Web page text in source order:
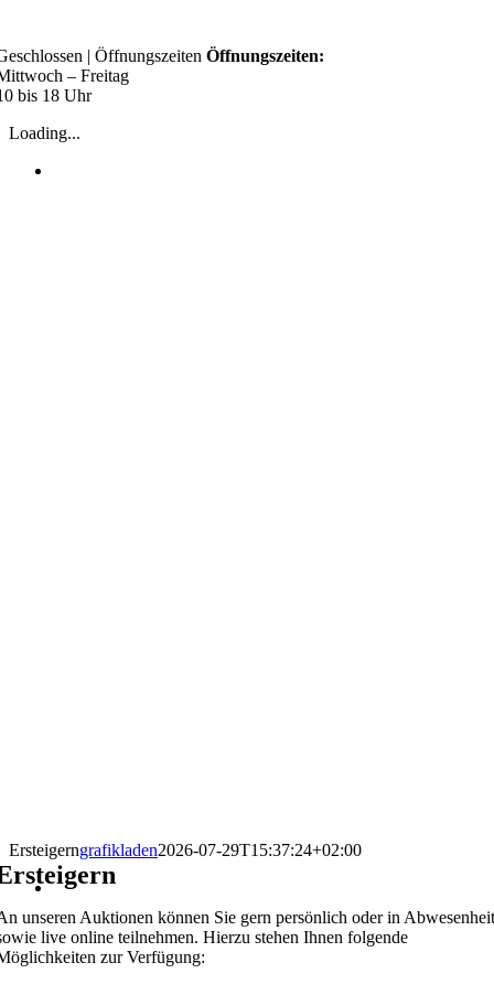
content
| Öffnungszeiten Öffnungszeiten:
– Freitag
bis 18 Uhr
Loading...
Ersteigerngrafikladen2026-07-29T15:37:24+02:00
unseren Auktionen können Sie gern persönlich oder in Abwesenheit
live online teilnehmen. Hierzu stehen Ihnen folgende
zur Verfügung: